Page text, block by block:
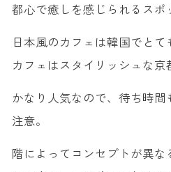
都心で癒しを感じられるスポ
日本風のカフェは韓国でと
カフェはスタイリッシュな京
かなり人気なので、待ち時
注意。
階によってコンセプトが異